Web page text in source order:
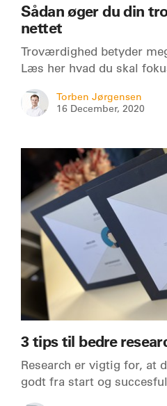
Sådan øger du din
nettet
Troværdighed betyder
Læs her hvad du skal
Torben Jørgensen
16 December, 2020
3 tips til bedre
Research er vigtig for, at
godt fra start og